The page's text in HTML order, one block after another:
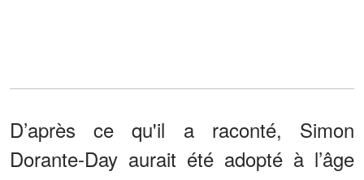
D’après ce qu'il a raconté, Simon
Dorante-Day aurait été adopté à l’âge